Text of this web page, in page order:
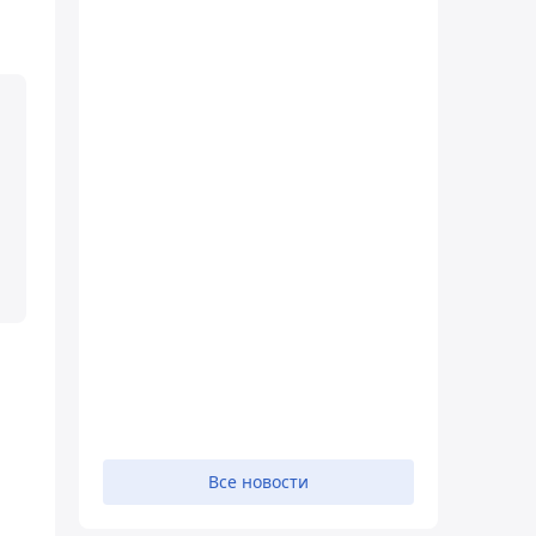
Все новости